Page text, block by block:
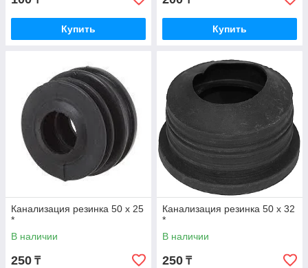
Купить Купить
Канализация резинка 50 х 25
*
В наличии
250 ₸
Канализация резинка 50 х 32
*
В наличии
250 ₸